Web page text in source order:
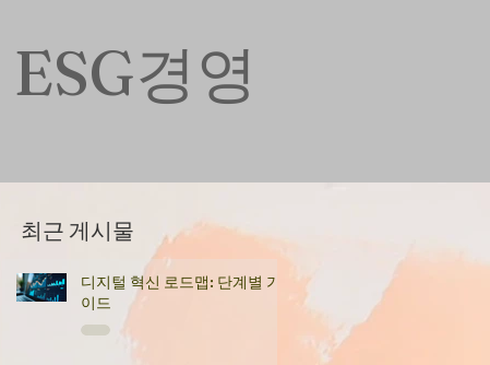
경영
최근 게시물
디지털 혁신 로드맵: 단계별 가
이드